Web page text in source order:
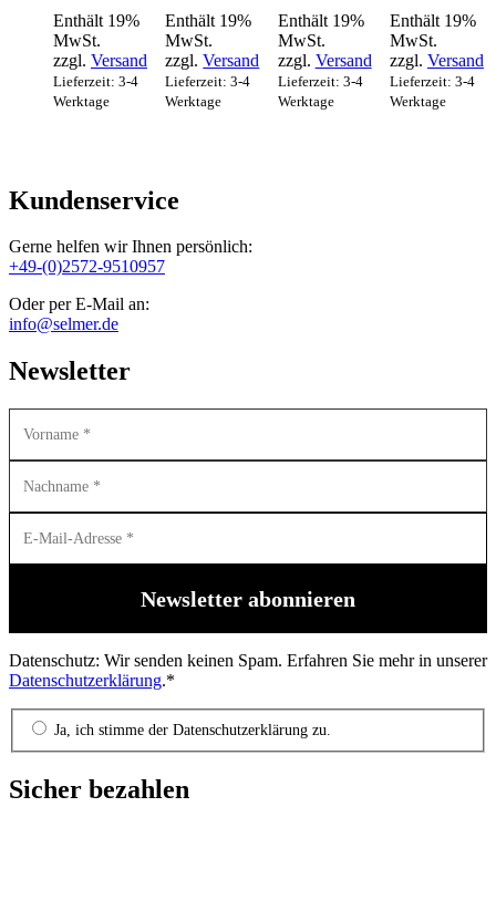
Enthält 19%
MwSt.
zzgl. Versand
Lieferzeit: 3-4
Werktage
Enthält 19%
MwSt.
zzgl.Versand
Lieferzeit: 3-4
Werktage
Enthält 19%
MwSt.
zzgl. Versand
Lieferzeit: 3-4
Werktage
Enthält 19%
MwSt.
zzgl. Versand
Lieferzeit: 3-4
Werktage
Kundenservice
Gerne helfen wir Ihnen persönlich:
+49-(0)2572-9510957
Oder per E-Mail an:
info@selmer.de
Newsletter
Datenschutz: Wir senden keinen Spam. Erfahren Sie mehr in unserer
Datenschutzerklärung.*
Ja, ich stimme der Datenschutzerklärung zu.
Sicher bezahlen